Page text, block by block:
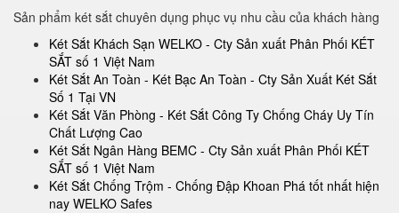
Sản phẩm két sắt chuyên dụng phục vụ nhu cầu của khách hàng
Két Sắt Khách Sạn WELKO - Cty Sản xuất Phân Phối KÉT
SẮT số 1 Việt Nam
Két Sắt An Toàn - Két Bạc An Toàn - Cty Sản Xuất Két Sắt
Số 1 Tại VN
Két Sắt Văn Phòng - Két Sắt Công Ty Chống Cháy Uy Tín
Chất Lượng Cao
Két Sắt Ngân Hàng BEMC - Cty Sản xuất Phân Phối KÉT
SẮT số 1 Việt Nam
Két Sắt Chống Trộm - Chống Đập Khoan Phá tốt nhất hiện
nay WELKO Safes